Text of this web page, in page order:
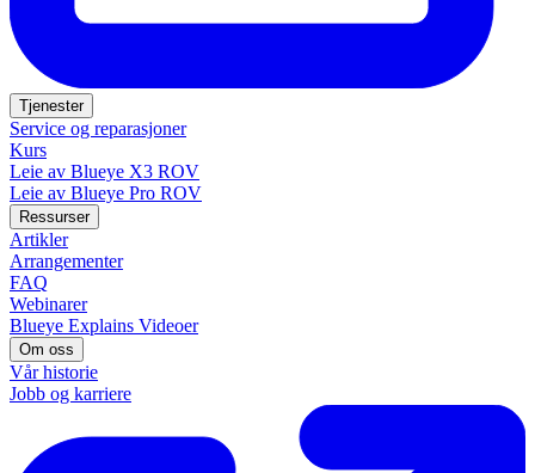
Tjenester
Service og reparasjoner
Kurs
Leie av Blueye X3 ROV
Leie av Blueye Pro ROV
Ressurser
Artikler
Arrangementer
FAQ
Webinarer
Blueye Explains Videoer
Om oss
Vår historie
Jobb og karriere